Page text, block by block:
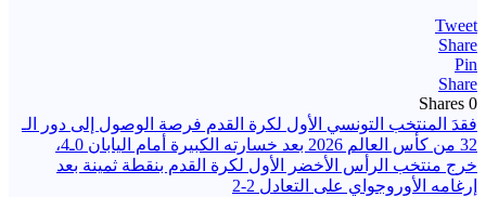
Tweet
Share
Pin
Share
0
Shares
تصفّح
المقالات
فقدَ المنتخب التونسي الأول لكرة القدم فرصة الوصول إلى دور الـ
32 من كأس العالم 2026 بعد خسارته الكبيرة أمام اليابان 0ـ4،
خرج منتخب الرأس الأخضر الأول لكرة القدم بنقطة ثمينة بعد
إرغامه الأوروجواي على التعادل 2-2